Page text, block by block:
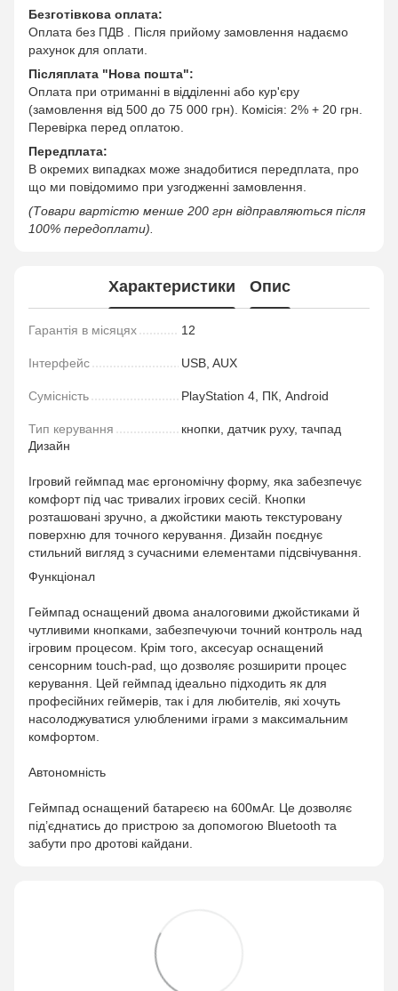
Безготівкова оплата:
Оплата без ПДВ . Після прийому замовлення надаємо
рахунок для оплати.
Післяплата "Нова пошта":
Оплата при отриманні в відділенні або кур'єру
(замовлення від 500 до 75 000 грн). Комісія: 2% + 20 грн.
Перевірка перед оплатою.
Передплата:
В окремих випадках може знадобитися передплата, про
що ми повідомимо при узгодженні замовлення.
(Товари вартістю менше 200 грн відправляються після
100% передоплати).
Характеристики Опис
Гарантія в місяцях 12
Інтерфейс USB, AUX
Сумісність PlayStation 4, ПК, Android
Тип керування
кнопки, датчик руху, тачпад
Дизайн
Ігровий геймпад має ергономічну форму, яка забезпечує
комфорт під час тривалих ігрових сесій. Кнопки
розташовані зручно, а джойстики мають текстуровану
поверхню для точного керування. Дизайн поєднує
стильний вигляд з сучасними елементами підсвічування.
Функціонал
Геймпад оснащений двома аналоговими джойстиками й
чутливими кнопками, забезпечуючи точний контроль над
ігровим процесом. Крім того, аксесуар оснащений
сенсорним touch-pad, що дозволяє розширити процес
керування. Цей геймпад ідеально підходить як для
професійних геймерів, так і для любителів, які хочуть
насолоджуватися улюбленими іграми з максимальним
комфортом.
Автономність
Геймпад оснащений батареєю на 600мАг. Це дозволяє
під’єднатись до пристрою за допомогою Bluetooth та
забути про дротові кайдани.